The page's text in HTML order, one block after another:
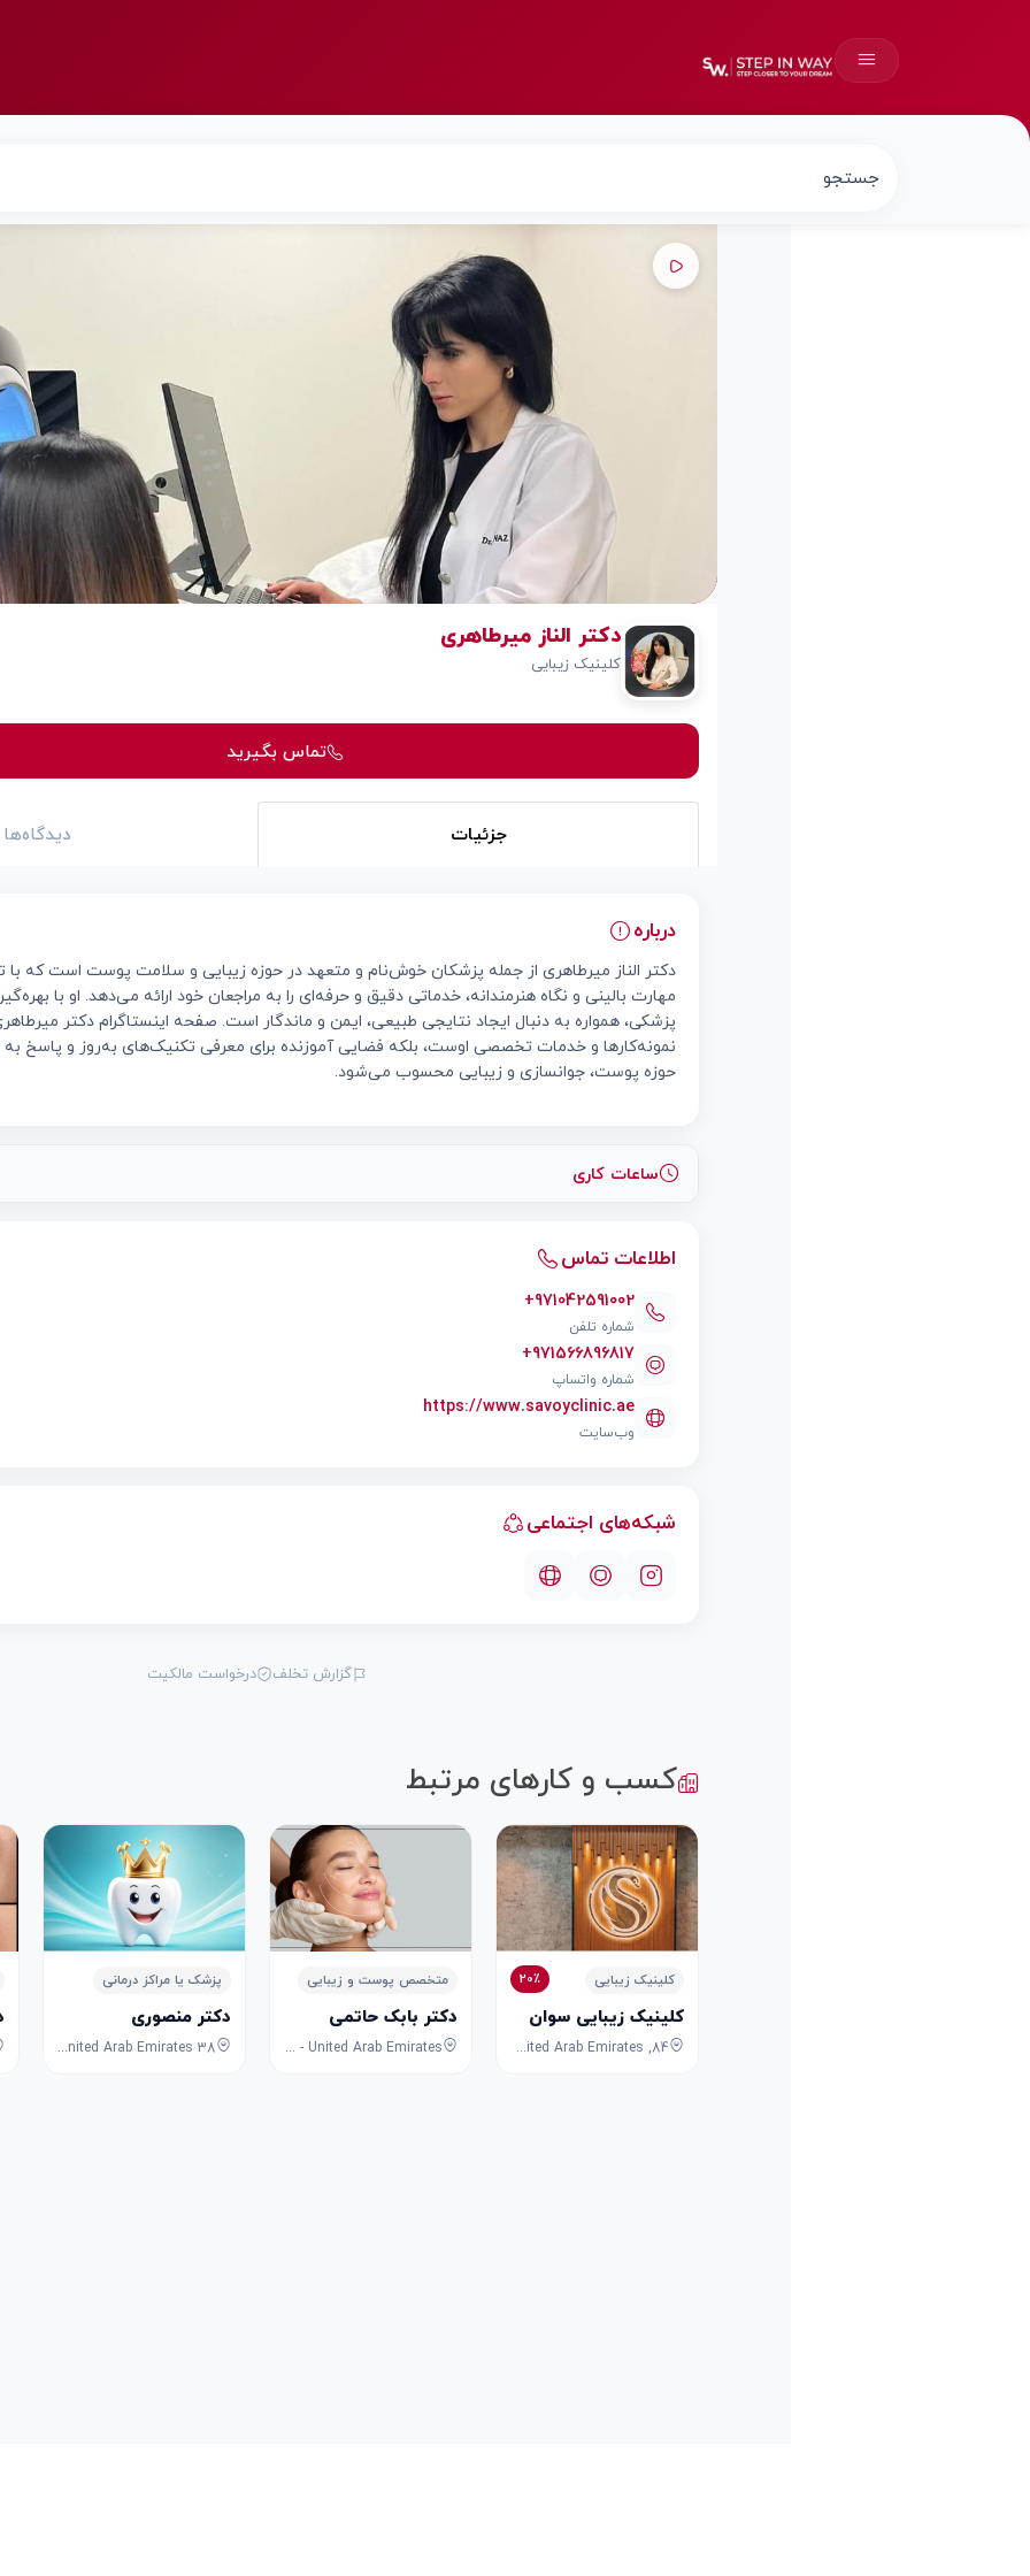
دكتر الناز میرطاهری
کلینیک زیبایی
تماس بگیرید
جزئیات دیدگاه‌ها
درباره
دکتر الناز میرطاهری از جمله پزشکان خوش‌نام و متعهد در حوزه زیبایی و سلامت پوست است که
مهارت بالینی و نگاه هنرمندانه، خدماتی دقیق و حرفه‌ای را به مراجعان خود ارائه می‌دهد. او با
پزشکی، همواره به دنبال ایجاد نتایجی طبیعی، ایمن و ماندگار است. صفحه اینستاگرام دکتر میرطاهری
نمونه‌کارها و خدمات تخصصی اوست، بلکه فضایی آموزنده برای معرفی تکنیک‌های به‌روز و پاسخ
حوزه پوست، جوانسازی و زیبایی محسوب می‌شود.
ساعات کاری
اطلاعات تماس
+971042591002
شماره تلفن
+971566896817
شماره واتساپ
https://www.savoyclinic.ae
وب‌سایت
شبکه‌های اجتماعی
گزارش تخلف درخواست مالکیت
کسب و کارهای مرتبط
کلینیک زیبایی 20٪
کلینیک زیبایی سوان
84, Umm Hureir Road, Al Karama, Dubai, Dubai, United Arab Emirates
متخصص پوست و زیبایی
دکتر بابک حاتمی
Umm Suqeim 2 - Dubai - United Arab Emirates
پزشک یا مراکز درمانی
دکتر منصوری
38 Al Ittihad Rd - Port Saeed - Dubai - United Arab Emirates